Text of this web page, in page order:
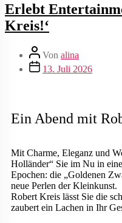
Erlebt
Kreis!‘
Von alina
13. Juli 2026
Ein Abend mit
Mit Charme, Eleganz und
Holländer“ Sie im Nu in
Epochen: die „Goldenen
neue Perlen der Kleinkunst.
Robert Kreis lässt Sie die
zaubert ein Lachen in Ihr